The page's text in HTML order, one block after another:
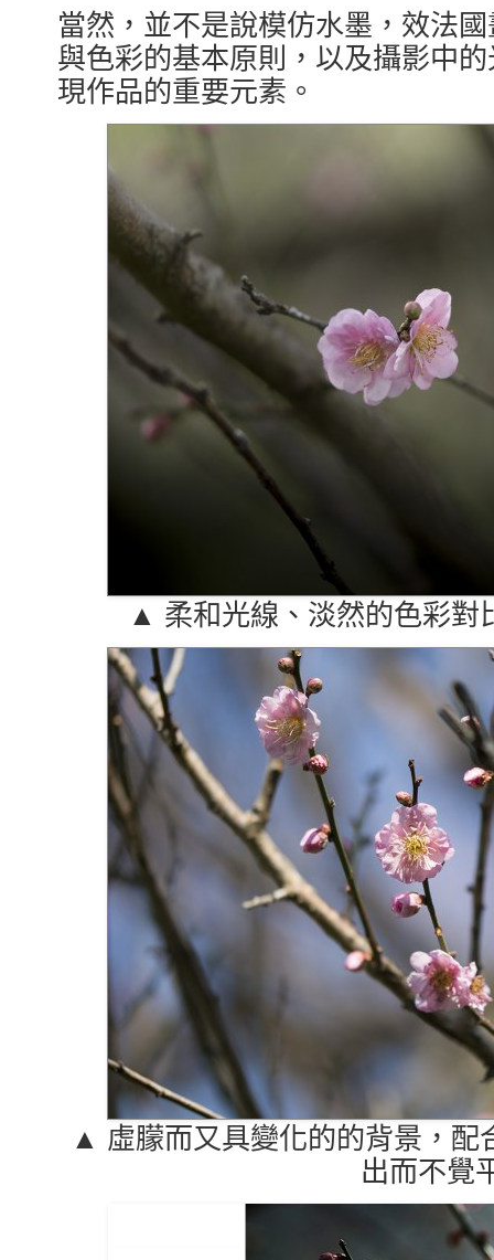
當然，並不是說模仿水墨，效法
與色彩的基本原則，以及攝影中
現作品的重要元素。
▲ 柔和光線、淡然的色彩對
▲ 虛朦而又具變化的的背景，配
出而不覺